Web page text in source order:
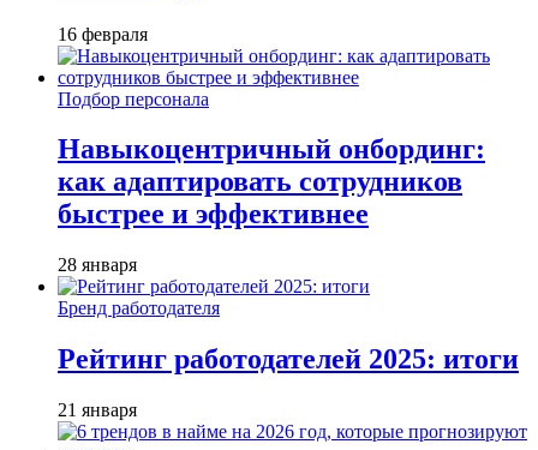
16 февраля
Подбор персонала
Навыкоцентричный онбординг:
как адаптировать сотрудников
быстрее и эффективнее
28 января
Бренд работодателя
Рейтинг работодателей 2025: итоги
21 января